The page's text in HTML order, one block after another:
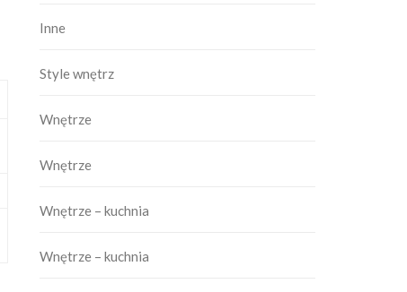
Inne
Style wnętrz
Wnętrze
Wnętrze
Wnętrze – kuchnia
Wnętrze – kuchnia